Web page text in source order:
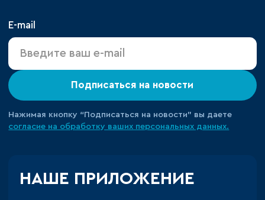
E-mail
Подписаться на новости
Нажимая кнопку “Подписаться на новости” вы даете
согласие на обработку ваших персональных данных.
НАШЕ ПРИЛОЖЕНИЕ